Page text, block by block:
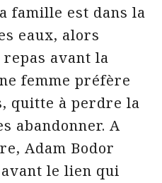
famille est dans la
eaux, alors
avant la
femme préfère
quitte à perdre la
abandonner. A
Adam Bodor
le lien qui